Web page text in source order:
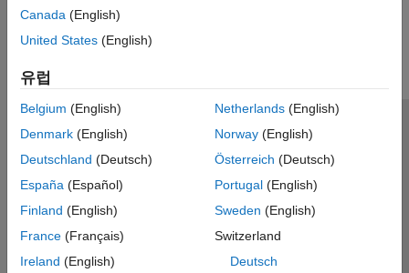
Canada (English)
United States (English)
유럽
Belgium (English)
Denmark (English)
Deutschland (Deutsch)
España (Español)
Finland (English)
France (Français)
Ireland (English)
Netherlands(English)
Norway(English)
Österreich (Deutsch)
Portugal(English)
Sweden (English)
Switzerland
Deutsch
신뢰 센터 등록 상표 개인정보 취급방침
불법 복제 방지
애플리케이션 상태
© 1994-2026 The MathWorks, Inc.